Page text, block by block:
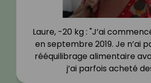
Laure, -20 kg : "J’ai
en septembre 2019. Je n’ai
rééquilibrage alimentaire
j’ai parfois acheté